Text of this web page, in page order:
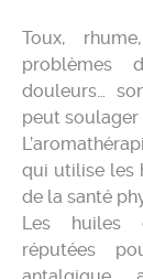
Toux,
problèmes
douleurs…
peut soulager
qui utilise les
de la santé
Les huiles
réputées